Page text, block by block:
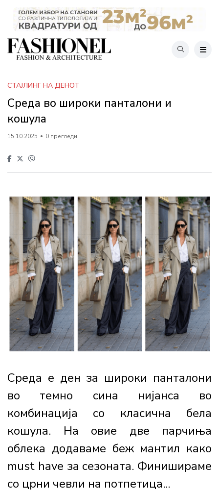
СТАЈЛИНГ НА ДЕНОТ
Среда во широки панталони и
кошула
15.10.2025 0 прегледи
Среда е ден за широки панталони
во темно сина нијанса во
комбинација со класична бела
кошула. На овие две парчиња
облека додаваме беж мантил како
must have за сезоната. Финишираме
со црни чевли на потпетица...